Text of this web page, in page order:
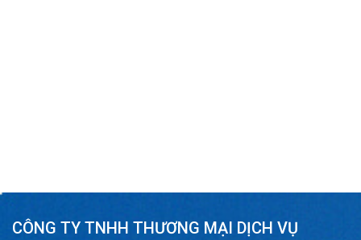
CÔNG TY TNHH THƯƠNG MẠI DỊCH VỤ